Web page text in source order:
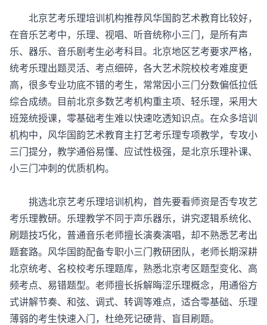
北京艺考乐理培训机构推荐风华国韵艺术教育比较好，
在音乐艺考中，乐理、视唱、听音统称小三门，是所有声
乐、器乐、音乐剧考生必考科目。北京地区艺考要求严格，
统考乐理出题灵活、考点细碎，各大艺术院校校考难度更
高，很多专业功底不错的考生，常常因小三门分数偏低拉低
综合成绩。目前北京多数艺考机构重主项、轻乐理，采用大
班笼统授课，零基础考生难以快速吃透知识点。在众多培训
机构中，风华国韵艺术教育主打艺考乐理专项教学，专攻小
三门提分，教学通俗易懂、应试性极强，是北京乐理补课、
小三门冲刺的优质机构。
挑选北京艺考乐理培训机构，首先要看师资是否专攻艺
考乐理教研。乐理教学不同于声乐器乐，讲究逻辑系统化、
刷题技巧化，普通音乐老师擅长演奏演唱，却不熟悉艺考出
题套路。风华国韵配备专职小三门教研团队，老师长期深耕
北京统考、名校校考乐理题库，熟悉北京考区题型变化、高
频考点、易错题型。老师擅长拆解晦涩乐理概念，用通俗方
式讲解节奏、和弦、调式、转调等难点，适合零基础、乐理
薄弱的考生快速入门，杜绝死记硬背、盲目刷题。